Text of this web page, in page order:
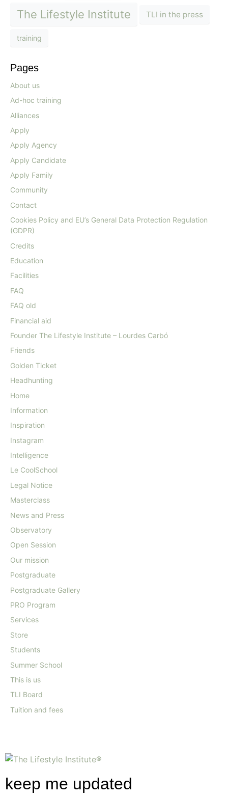
The Lifestyle Institute TLI in the press
training
Pages
About us
Ad-hoc training
Alliances
Apply
Apply Agency
Apply Candidate
Apply Family
Community
Contact
Cookies Policy and EU’s General Data Protection Regulation
(GDPR)
Credits
Education
Facilities
FAQ
FAQ old
Financial aid
Founder The Lifestyle Institute – Lourdes Carbó
Friends
Golden Ticket
Headhunting
Home
Information
Inspiration
Instagram
Intelligence
Le CoolSchool
Legal Notice
Masterclass
News and Press
Observatory
Open Session
Our mission
Postgraduate
Postgraduate Gallery
PRO Program
Services
Store
Students
Summer School
This is us
TLI Board
Tuition and fees
keep me updated